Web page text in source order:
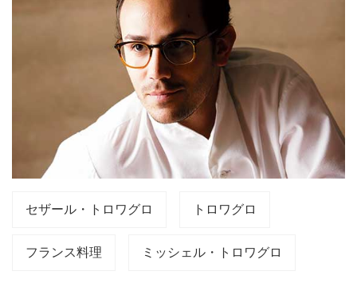
セザール・トロワグロ トロワグロ
フランス料理 ミッシェル・トロワグロ